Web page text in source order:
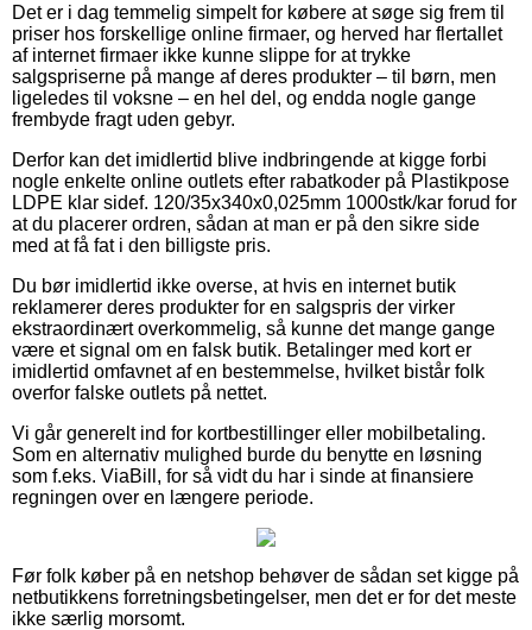
Det er i dag temmelig simpelt for købere at søge sig frem til
priser hos forskellige online firmaer, og herved har flertallet
af internet firmaer ikke kunne slippe for at trykke
salgspriserne på mange af deres produkter – til børn, men
ligeledes til voksne – en hel del, og endda nogle gange
frembyde fragt uden gebyr.
Derfor kan det imidlertid blive indbringende at kigge forbi
nogle enkelte online outlets efter rabatkoder på Plastikpose
LDPE klar sidef. 120/35x340x0,025mm 1000stk/kar forud for
at du placerer ordren, sådan at man er på den sikre side
med at få fat i den billigste pris.
Du bør imidlertid ikke overse, at hvis en internet butik
reklamerer deres produkter for en salgspris der virker
ekstraordinært overkommelig, så kunne det mange gange
være et signal om en falsk butik. Betalinger med kort er
imidlertid omfavnet af en bestemmelse, hvilket bistår folk
overfor falske outlets på nettet.
Vi går generelt ind for kortbestillinger eller mobilbetaling.
Som en alternativ mulighed burde du benytte en løsning
som f.eks. ViaBill, for så vidt du har i sinde at finansiere
regningen over en længere periode.
Før folk køber på en netshop behøver de sådan set kigge på
netbutikkens forretningsbetingelser, men det er for det meste
ikke særlig morsomt.